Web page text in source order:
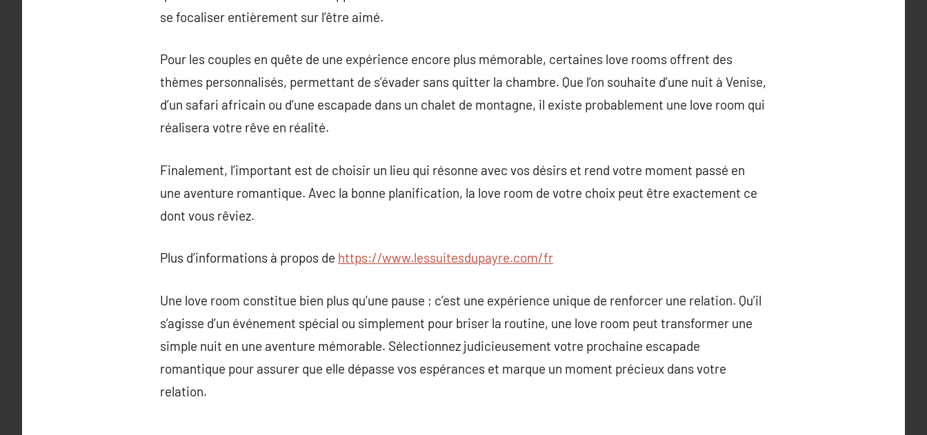
se focaliser entièrement sur l’être aimé.
Pour les couples en quête de une expérience encore plus mémorable, certaines love rooms offrent des
thèmes personnalisés, permettant de s’évader sans quitter la chambre. Que l’on souhaite d’une nuit à Venise,
d’un safari africain ou d’une escapade dans un chalet de montagne, il existe probablement une love room qui
réalisera votre rêve en réalité.
Finalement, l’important est de choisir un lieu qui résonne avec vos désirs et rend votre moment passé en
une aventure romantique. Avec la bonne planification, la love room de votre choix peut être exactement ce
dont vous rêviez.
Plus d’informations à propos de https://www.lessuitesdupayre.com/fr
Une love room constitue bien plus qu’une pause ; c’est une expérience unique de renforcer une relation. Qu’il
s’agisse d’un événement spécial ou simplement pour briser la routine, une love room peut transformer une
simple nuit en une aventure mémorable. Sélectionnez judicieusement votre prochaine escapade
romantique pour assurer que elle dépasse vos espérances et marque un moment précieux dans votre
relation.